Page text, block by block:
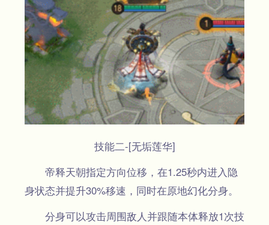
技能二-[无垢莲华]
帝释天朝指定方向位移，在1.25秒内进入隐
身状态并提升30%移速，同时在原地幻化分身。
分身可以攻击周围敌人并跟随本体释放1次技